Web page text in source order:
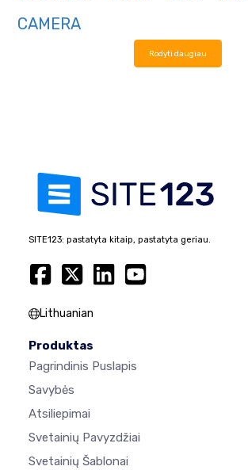
CAMERA
Rodyti daugiau
SITE123: pastatyta kitaip, pastatyta geriau.
Lithuanian
Produktas
Pagrindinis Puslapis
Savybės
Atsiliepimai
Svetainių Pavyzdžiai
Svetainių Šablonai